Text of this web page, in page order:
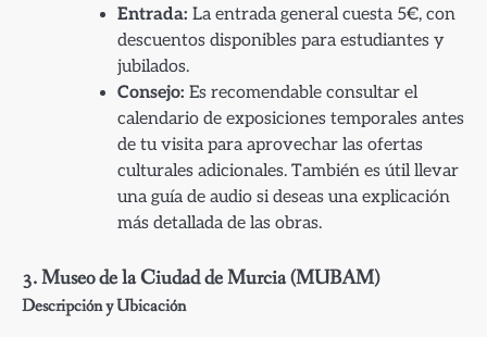
Entrada: La entrada general cuesta 5€, con
descuentos disponibles para estudiantes y
jubilados.
Consejo: Es recomendable consultar el
calendario de exposiciones temporales antes
de tu visita para aprovechar las ofertas
culturales adicionales. También es útil llevar
una guía de audio si deseas una explicación
más detallada de las obras.
3. Museo de la Ciudad de Murcia (MUBAM)
Descripción y Ubicación